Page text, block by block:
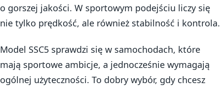
o gorszej jakości. W sportowym podejściu liczy się
nie tylko prędkość, ale również stabilność i kontrola.
Model SSC5 sprawdzi się w samochodach, które
mają sportowe ambicje, a jednocześnie wymagają
ogólnej użyteczności. To dobry wybór, gdy chcesz